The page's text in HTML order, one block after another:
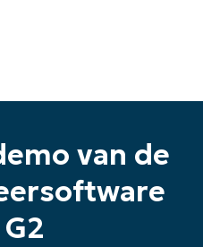
van de
van 14
toegang tot alle